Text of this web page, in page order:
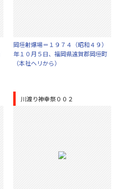
岡垣射爆場＝１９７４（昭和４９）
年１０月５日、福岡県遠賀郡岡垣町
（本社ヘリから）
川渡り神幸祭００２